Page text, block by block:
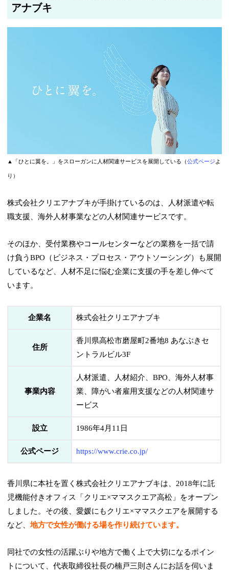
アナブキ
▲「ひとに翼を。」をスローガンに人材関連サービスを展開している（公式ページよ
り）
株式会社クリエアナブキが手掛けているのは、人材派遣や転
職支援、海外人材事業などの人材関連サービスです。
そのほか、受付業務やコールセンターなどの業務を一括で請
け負うBPO（ビジネス・プロセス・アウトソーシング）も展開
しているなど、人材不足に悩む企業に支援の手を差し伸べて
います。
企業名 株式会社クリエアナブキ
住所
香川県高松市磨屋町2番地8 あなぶきセ
ントラルビル3F
事業内容
人材派遣、人材紹介、BPO、海外人材事
業、障がい者雇用支援などの人材関連サ
ービス
設立 1986年4月11日
公式ページ https://www.crie.co.jp/
香川県に本社を置く株式会社クリエアナブキは、2018年に託
児機能付きオフィス「クリエ×ママスクエア高松」をオープン
しました。その後、愛媛にもクリエ×ママスクエアを展開する
など、地方で女性が働ける場を作り続けています。
同社での女性の活躍ぶりや地方で働く上で大切になるポイン
トについて、代表取締役社長の楠戸三則さんにお話を伺いま